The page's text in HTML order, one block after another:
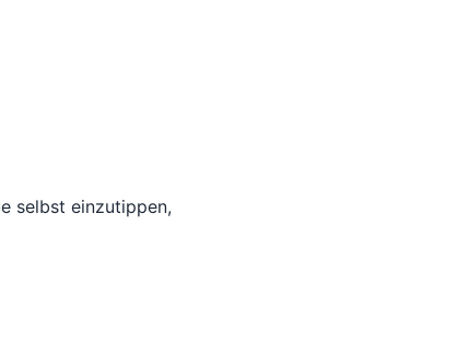
selbst einzutippen,